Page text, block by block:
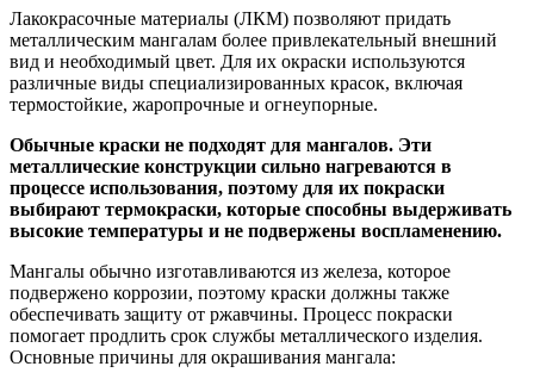
Лакокрасочные материалы (ЛКМ) позволяют придать
металлическим мангалам более привлекательный внешний
вид и необходимый цвет. Для их окраски используются
различные виды специализированных красок, включая
термостойкие, жаропрочные и огнеупорные.
Обычные краски не подходят для мангалов. Эти
металлические конструкции сильно нагреваются в
процессе использования, поэтому для их покраски
выбирают термокраски, которые способны выдерживать
высокие температуры и не подвержены воспламенению.
Мангалы обычно изготавливаются из железа, которое
подвержено коррозии, поэтому краски должны также
обеспечивать защиту от ржавчины. Процесс покраски
помогает продлить срок службы металлического изделия.
Основные причины для окрашивания мангала: